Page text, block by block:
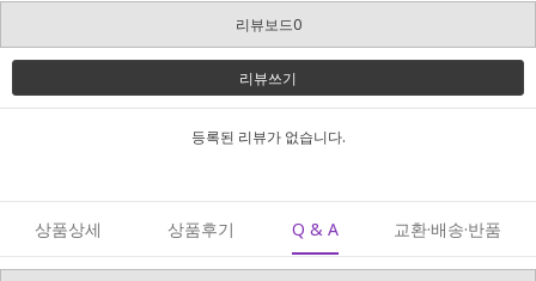
리뷰보드0
리뷰쓰기
등록된 리뷰가 없습니다.
상품상세 상품후기 Q & A 교환·배송·반품